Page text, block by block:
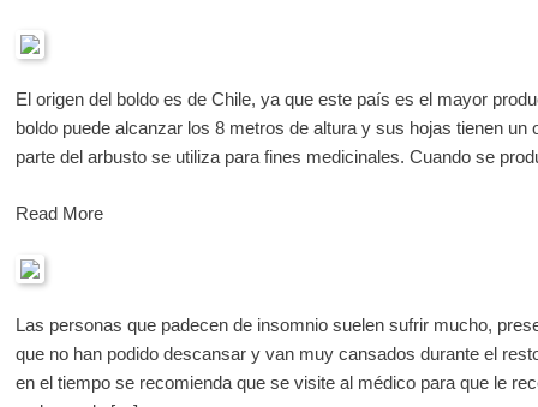
El origen del boldo es de Chile, ya que este país es el mayor
boldo puede alcanzar los 8 metros de altura y sus hojas tienen un
parte del arbusto se utiliza para fines medicinales. Cuando se
Read More
Las personas que padecen de insomnio suelen sufrir mucho,
que no han podido descansar y van muy cansados durante el
en el tiempo se recomienda que se visite al médico para que le